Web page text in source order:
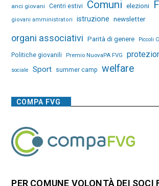
anci giovani Centri estivi Comuni elezioni
giovani amministratori istruzione newsletter
organi associativi Parità di genere Piccoli
Politiche giovanili Premio NuovaPA FVG
sociale Sport summer camp welfare
COMPA FVG
PER COMUNE VOLONTÀ DEI SOCI